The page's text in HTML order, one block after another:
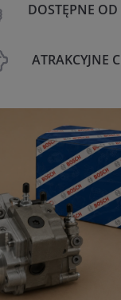
DOSTĘPNE OD
ATRAKCYJNE